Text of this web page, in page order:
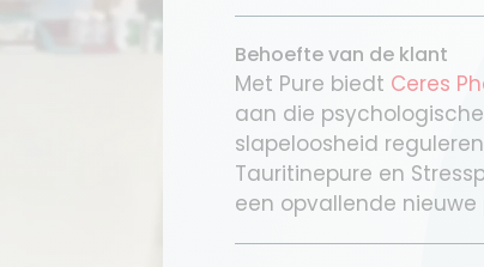
Behoefte van de klant
Met Pure biedt Ceres
aan die
slapeloosheid
Tauritinepure en
een opvallende